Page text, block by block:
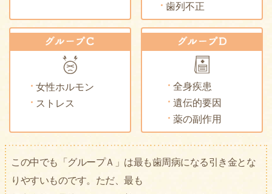
歯列不正
女性ホルモン
ストレス
全身疾患
遺伝的要因
薬の副作用
この中でも「グループＡ」は最も歯周病になる引き金とな
りやすいものです。 ただ、最も